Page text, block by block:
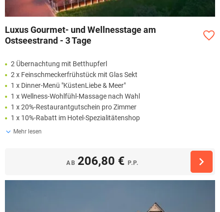
Luxus Gourmet- und Wellnesstage am
Ostseestrand - 3 Tage
2 Übernachtung mit Betthupferl
2 x Feinschmeckerfrühstück mit Glas Sekt
1 x Dinner-Menü "KüstenLiebe & Meer"
1 x Wellness-Wohlfühl-Massage nach Wahl
1 x 20%-Restaurantgutschein pro Zimmer
1 x 10%-Rabatt im Hotel-Spezialitätenshop
Mehr lesen
AB 206,80 € P.P.